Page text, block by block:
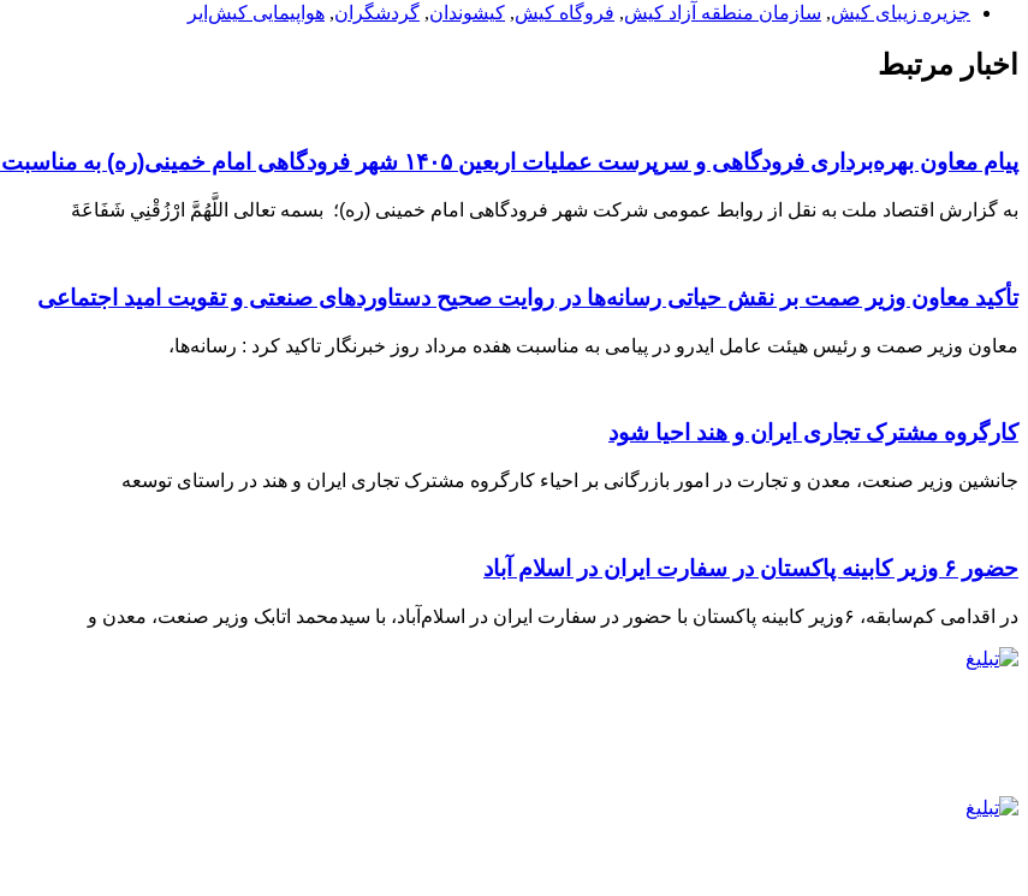
جزیره زیبای کیش, سازمان منطقه آزاد کیش, فروگاه کیش, کیشوندان, گردشگران, هواپیمایی کیش‌ایر
اخبار مرتبط
️پیام معاون بهره‌برداری فرودگاهی و سرپرست عملیات اربعین ۱۴۰۵ شهر فرودگاهی امام خمینی(ره) به مناسبت پایان موفقیت‌آمیز عملیات پروازی اربعین
به گزارش اقتصاد ملت به نقل از روابط عمومی شرکت شهر فرودگاهی امام خمینی (ره)؛ بسمه تعالی اللَّهُمَّ ارْزُقْنِي شَفَاعَةَ
تأکید معاون وزیر صمت بر نقش حیاتی رسانه‌ها در روایت صحیح دستاوردهای صنعتی و تقویت امید اجتماعی
معاون وزیر صمت و رئیس هیئت عامل ایدرو در پیامی به مناسبت هفده مرداد روز خبرنگار تاکید کرد : رسانه‌ها،
کارگروه مشترک تجاری ایران و هند احیا شود
جانشین وزیر صنعت، معدن و تجارت در امور بازرگانی بر احیاء کارگروه مشترک تجاری ایران و هند در راستای توسعه
حضور ۶ وزیر کابینه پاکستان در سفارت ایران در اسلام آباد
در اقدامی کم‌سابقه، ۶وزیر کابینه پاکستان با حضور در سفارت ایران در اسلام‌آباد، با سیدمحمد اتابک وزیر صنعت، معدن و